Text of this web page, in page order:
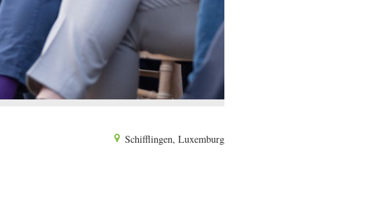
Schifflingen, Luxemburg